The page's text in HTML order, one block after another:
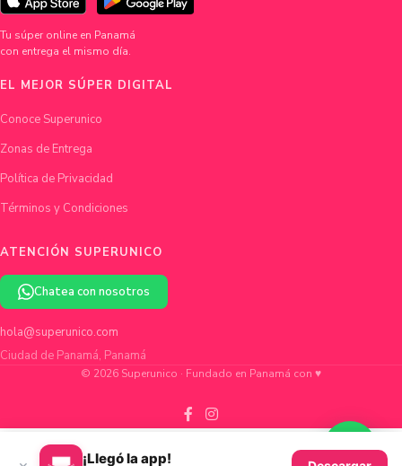
Tu súper online en Panamá
con entrega el mismo día.
EL MEJOR SÚPER DIGITAL
Conoce Superunico
Zonas de Entrega
Política de Privacidad
Términos y Condiciones
ATENCIÓN SUPERUNICO
Chatea con nosotros
hola@superunico.com
Ciudad de Panamá, Panamá
© 2026 Superunico · Fundado en Panamá con ♥
¡Llegó la app!